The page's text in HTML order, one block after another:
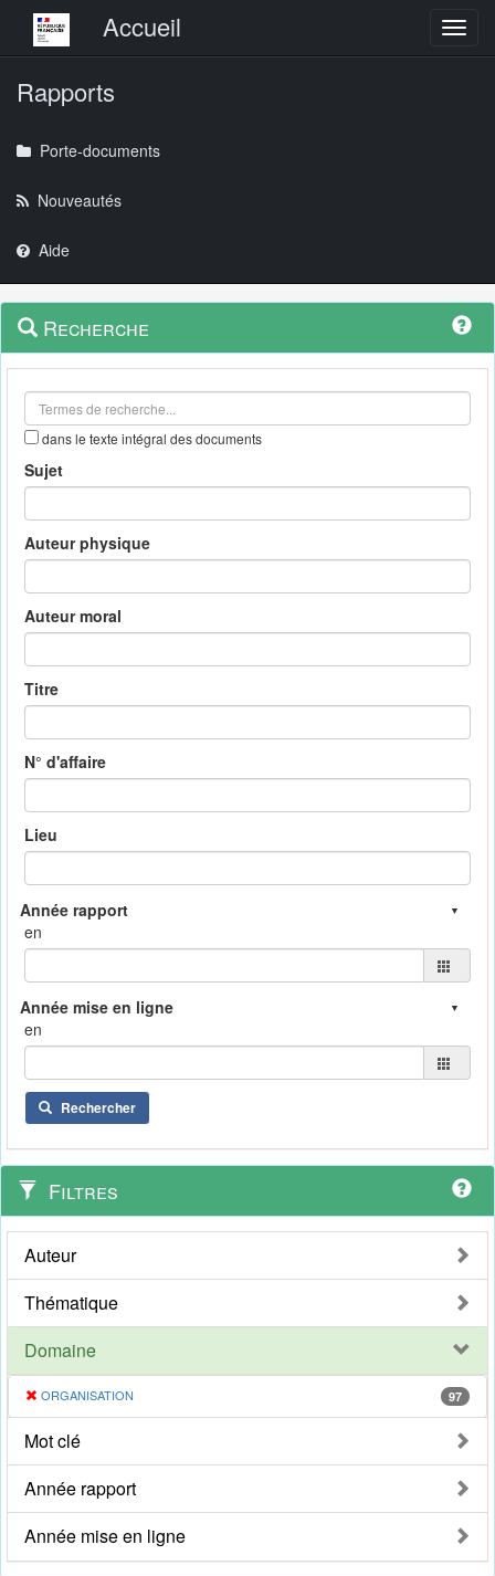
Menu principalAccueil
Rapports
Porte-documents
Nouveautés
Aide
Navigation
outils
Menu
contextuel
Recherche
dans le texte intégral des documents
Sujet
Auteur physique
Auteur moral
Titre
N° d'affaire
Lieu
en
en
Rechercher
Filtres
Auteur
Thématique
Domaine
ORGANISATION 97
Mot clé
Année rapport
Année mise en ligne